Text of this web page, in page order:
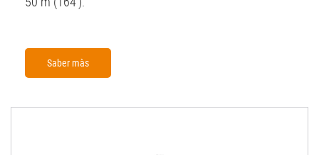
Saber màs